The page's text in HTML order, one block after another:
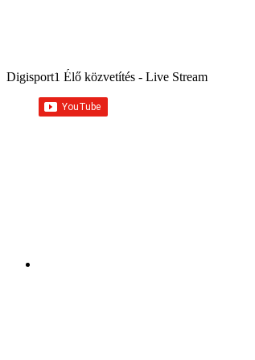
Népszerűek
Digisport1 Élő közvetítés - Live Stream